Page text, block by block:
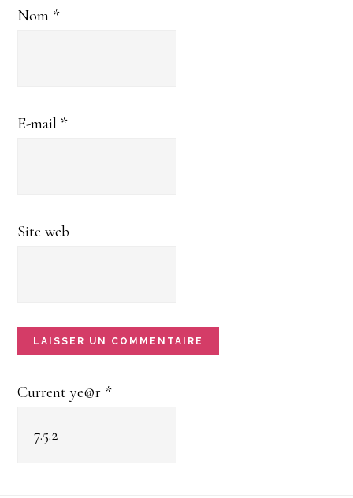
Nom *
E-mail *
Site web
Current ye@r *